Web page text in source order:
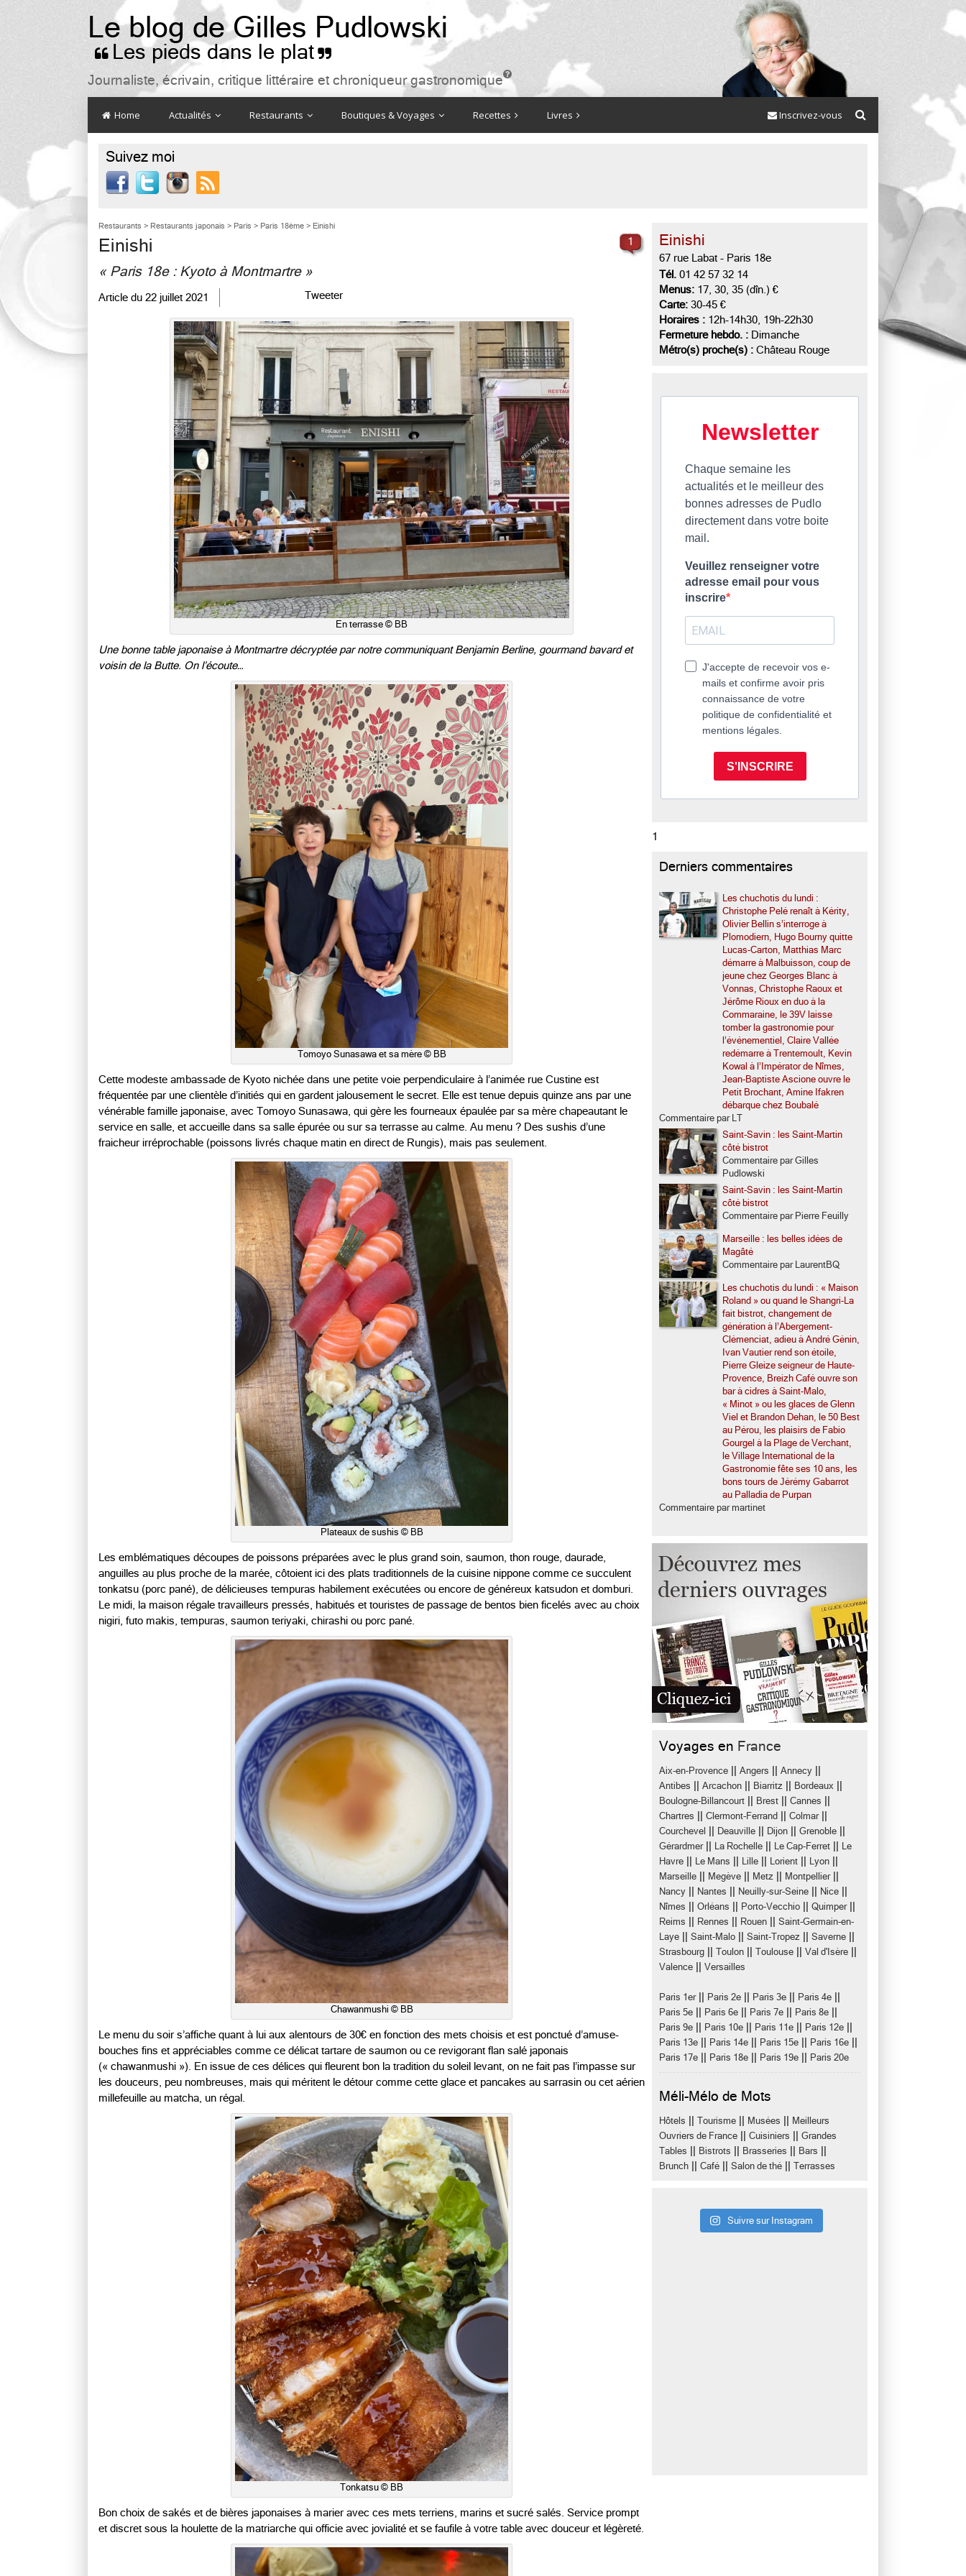
Le blog de Gilles Pudlowski
 Les pieds dans le plat 
Journaliste, écrivain, critique littéraire et chroniqueur gastronomique

Home Actualités Restaurants Boutiques & Voyages Recettes Livres Inscrivez-vous
Suivez moi

Restaurants > Restaurants japonais > Paris > Paris 18ème > Einishi
1
Einishi
« Paris 18e : Kyoto à Montmartre »
Article du 22 juillet 2021 Tweeter
En terrasse © BB
Une bonne table japonaise à Montmartre décryptée par notre communiquant Benjamin Berline, gourmand bavard et
voisin de la Butte. On l’écoute…
Tomoyo Sunasawa et sa mère © BB
Cette modeste ambassade de Kyoto nichée dans une petite voie perpendiculaire à l’animée rue Custine est
fréquentée par une clientèle d’initiés qui en gardent jalousement le secret. Elle est tenue depuis quinze ans par une
vénérable famille japonaise, avec Tomoyo Sunasawa, qui gère les fourneaux épaulée par sa mère chapeautant le
service en salle, et accueille dans sa salle épurée ou sur sa terrasse au calme. Au menu ? Des sushis d’une
fraicheur irréprochable (poissons livrés chaque matin en direct de Rungis), mais pas seulement.
Plateaux de sushis © BB
Les emblématiques découpes de poissons préparées avec le plus grand soin, saumon, thon rouge, daurade,
anguilles au plus proche de la marée, côtoient ici des plats traditionnels de la cuisine nippone comme ce succulent
tonkatsu (porc pané), de délicieuses tempuras habilement exécutées ou encore de généreux katsudon et domburi.
Le midi, la maison régale travailleurs pressés, habitués et touristes de passage de bentos bien ficelés avec au choix
nigiri, futo makis, tempuras, saumon teriyaki, chirashi ou porc pané.
Chawanmushi © BB
Le menu du soir s’affiche quant à lui aux alentours de 30€ en fonction des mets choisis et est ponctué d’amuse-
bouches fins et appréciables comme ce délicat tartare de saumon ou ce revigorant flan salé japonais
(« chawanmushi »). En issue de ces délices qui fleurent bon la tradition du soleil levant, on ne fait pas l’impasse sur
les douceurs, peu nombreuses, mais qui méritent le détour comme cette glace et pancakes au sarrasin ou cet aérien
millefeuille au matcha, un régal.
Tonkatsu © BB
Bon choix de sakés et de bières japonaises à marier avec ces mets terriens, marins et sucré salés. Service prompt
et discret sous la houlette de la matriarche qui officie avec jovialité et se faufile à votre table avec douceur et légèreté.
Einishi
67 rue Labat - Paris 18e
Tél. 01 42 57 32 14
Menus: 17, 30, 35 (dîn.) €
Carte: 30-45 €
Horaires : 12h-14h30, 19h-22h30
Fermeture hebdo. : Dimanche
Métro(s) proche(s) : Château Rouge
Newsletter
Chaque semaine les
actualités et le meilleur des
bonnes adresses de Pudlo
directement dans votre boite
mail.
Veuillez renseigner votre
adresse email pour vous
inscrire
J'accepte de recevoir vos e-
mails et confirme avoir pris
connaissance de votre
politique de confidentialité et
mentions légales.
S'INSCRIRE
1
Derniers commentaires
Les chuchotis du lundi :
Christophe Pelé renaît à Kérity,
Olivier Bellin s’interroge à
Plomodiern, Hugo Bourny quitte
Lucas-Carton, Matthias Marc
démarre à Malbuisson, coup de
jeune chez Georges Blanc à
Vonnas, Christophe Raoux et
Jérôme Rioux en duo à la
Commaraine, le 39V laisse
tomber la gastronomie pour
l’événementiel, Claire Vallée
redémarre à Trentemoult, Kevin
Kowal à l’Impérator de Nîmes,
Jean-Baptiste Ascione ouvre le
Petit Brochant, Amine Ifakren
débarque chez Boubalé
Commentaire par LT
Saint-Savin : les Saint-Martin
côté bistrot
Commentaire par Gilles
Pudlowski
Saint-Savin : les Saint-Martin
côté bistrot
Commentaire par Pierre Feuilly
Marseille : les belles idées de
Magâté
Commentaire par LaurentBQ
Les chuchotis du lundi : « Maison
Roland » ou quand le Shangri-La
fait bistrot, changement de
génération à l’Abergement-
Clémenciat, adieu à André Génin,
Ivan Vautier rend son étoile,
Pierre Gleize seigneur de Haute-
Provence, Breizh Café ouvre son
bar à cidres à Saint-Malo,
« Minot » ou les glaces de Glenn
Viel et Brandon Dehan, le 50 Best
au Pérou, les plaisirs de Fabio
Gourgel à la Plage de Verchant,
le Village International de la
Gastronomie fête ses 10 ans, les
bons tours de Jérémy Gabarrot
au Palladia de Purpan
Commentaire par martinet
Voyages en France
Aix-en-Provence Angers Annecy
Antibes Arcachon Biarritz Bordeaux
Boulogne-Billancourt Brest Cannes
Chartres Clermont-Ferrand Colmar||
Courchevel Deauville Dijon Grenoble
Gérardmer|| La Rochelle Le Cap-Ferret
Le
Havre
Le Mans Lille Lorient Lyon
Marseille Megève Metz Montpellier||
Nancy Nantes Neuilly-sur-Seine Nice
Nîmes Orléans Porto-Vecchio Quimper||
Reims Rennes Rouen
Saint-Germain-en-
Laye
Saint-Malo Saint-Tropez Saverne
Strasbourg Toulon Toulouse Val d'Isère
Valence Versailles
Paris 1er|| Paris 2e Paris 3e Paris 4e
Paris 5e Paris 6e Paris 7e Paris 8e
Paris 9e Paris 10e Paris 11e Paris 12e
Paris 13e Paris 14e Paris 15e Paris 16e
Paris 17e Paris 18e Paris 19e Paris 20e
Méli-Mélo de Mots
Hôtels Tourisme Musées
Meilleurs
Ouvriers de France
Cuisiniers
Grandes
Tables
Bistrots Brasseries Bars
Brunch Café Salon de thé Terrasses
Suivre sur Instagram